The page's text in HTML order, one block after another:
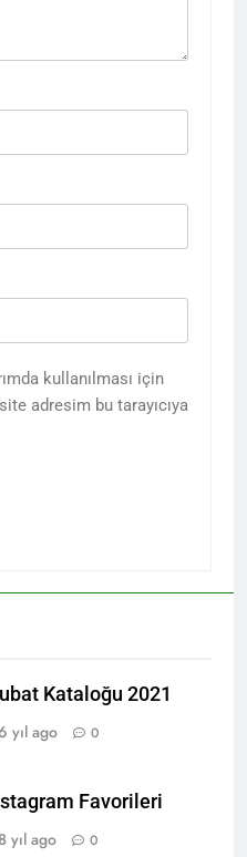
kullanılması için
adresim bu tarayıcıya
Kataloğu 2021
yıl ago 0
Favorileri
8 yıl ago 0